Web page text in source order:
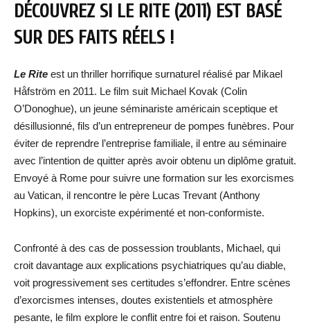
DÉCOUVREZ SI LE RITE (2011) EST BASÉ
SUR DES FAITS RÉELS !
Le Rite est un thriller horrifique surnaturel réalisé par Mikael
Håfström en 2011. Le film suit Michael Kovak (Colin
O’Donoghue), un jeune séminariste américain sceptique et
désillusionné, fils d’un entrepreneur de pompes funèbres. Pour
éviter de reprendre l’entreprise familiale, il entre au séminaire
avec l’intention de quitter après avoir obtenu un diplôme gratuit.
Envoyé à Rome pour suivre une formation sur les exorcismes
au Vatican, il rencontre le père Lucas Trevant (Anthony
Hopkins), un exorciste expérimenté et non-conformiste.
Confronté à des cas de possession troublants, Michael, qui
croit davantage aux explications psychiatriques qu’au diable,
voit progressivement ses certitudes s’effondrer. Entre scènes
d’exorcismes intenses, doutes existentiels et atmosphère
pesante, le film explore le conflit entre foi et raison. Soutenu